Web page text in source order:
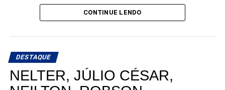
CONTINUE LENDO
DESTAQUE
NELTER, JÚLIO CÉSAR,